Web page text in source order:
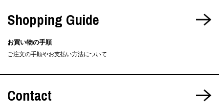
Shopping Guide
お買い物の手順
ご注文の手順やお支払い方法について
Contact